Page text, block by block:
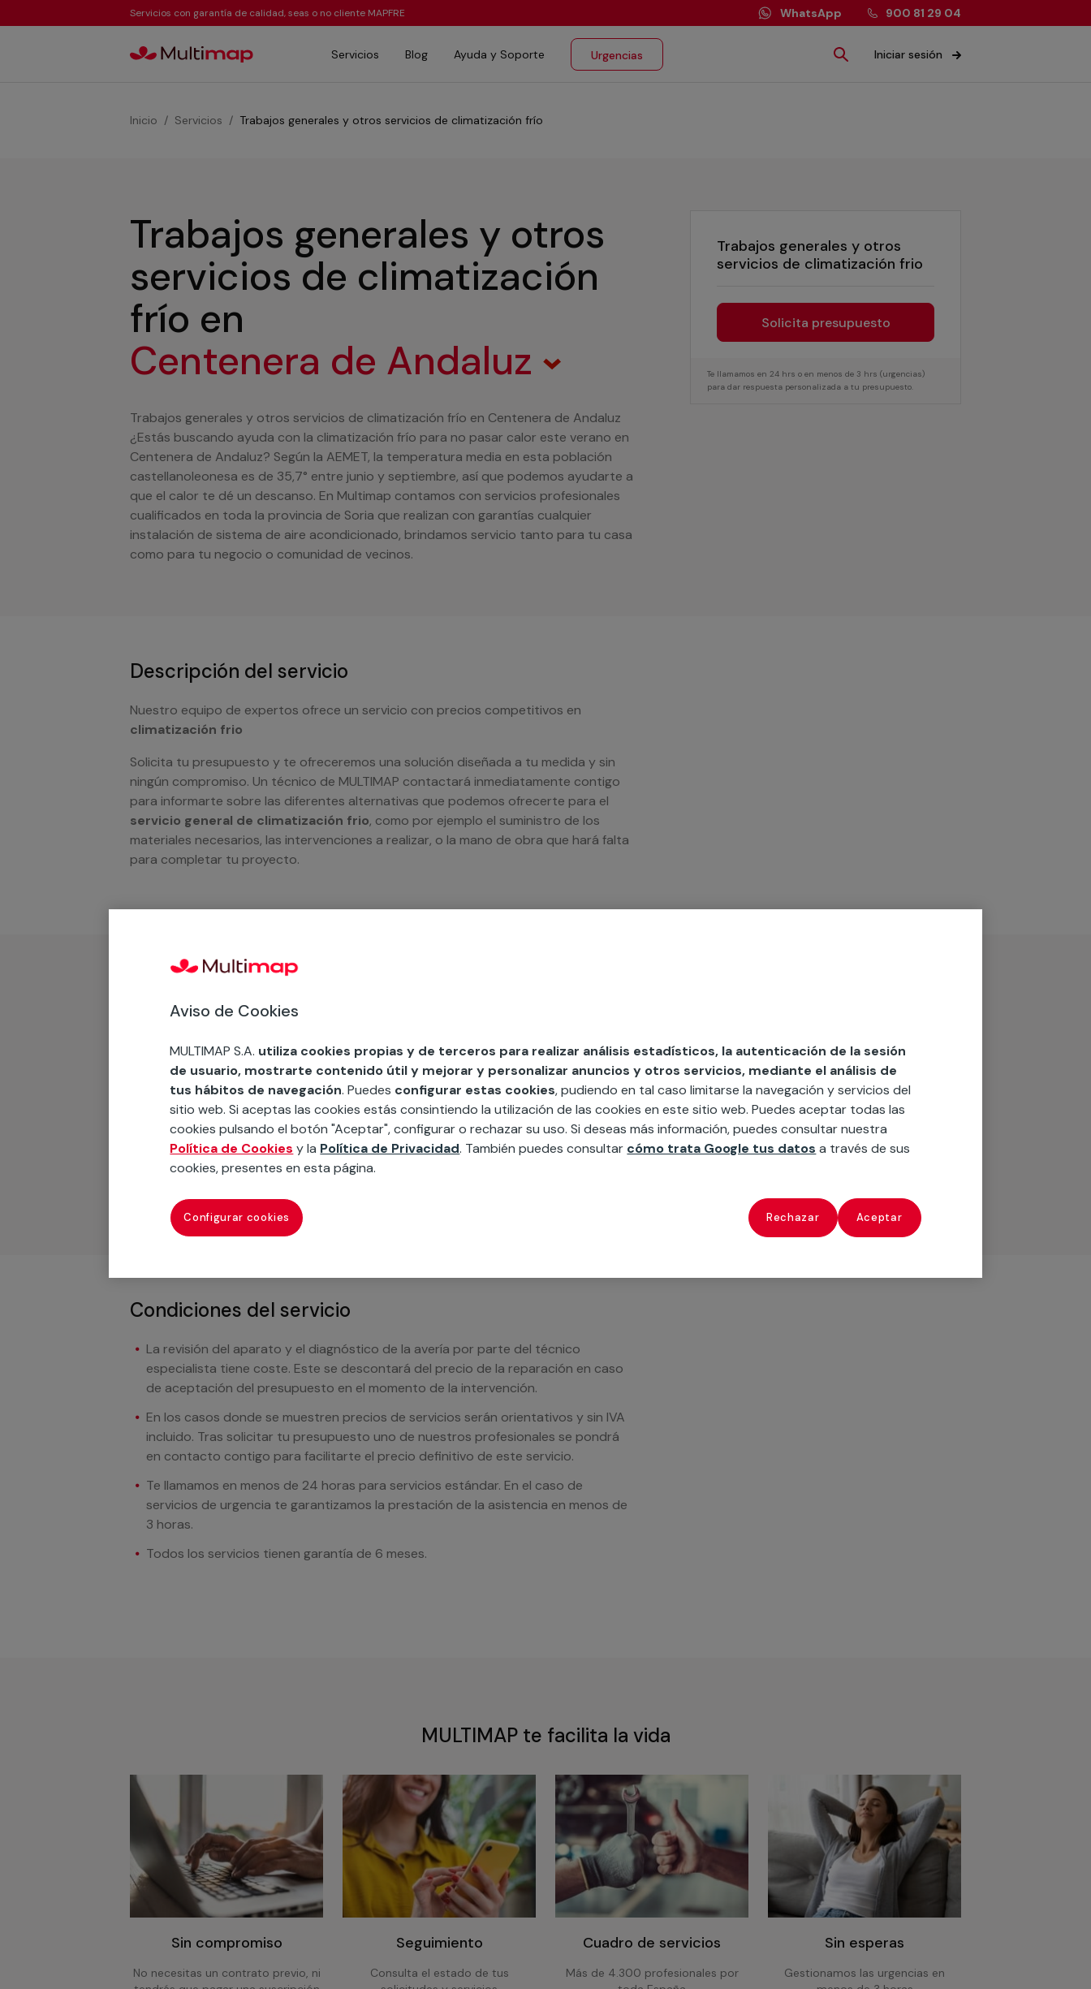
Servicios con garantía de calidad, seas o no cliente MAPFRE WhatsApp 900 81 29 04
Servicios Blog Ayuda y Soporte Urgencias Iniciar sesión
Inicio Servicios Trabajos generales y otros servicios de climatización frío
Trabajos generales y otros
servicios de climatización frio
Solicita presupuesto
Te llamamos en 24 hrs o en menos de 3 hrs (urgencias)
para dar respuesta personalizada a tu presupuesto.
Trabajos generales y otros
servicios de climatización
frío en
Centenera de Andaluz
Trabajos generales y otros servicios de climatización frío en Centenera de Andaluz
¿Estás buscando ayuda con la climatización frío para no pasar calor este verano en
Centenera de Andaluz? Según la AEMET, la temperatura media en esta población
castellanoleonesa es de 35,7° entre junio y septiembre, así que podemos ayudarte a
que el calor te dé un descanso. En Multimap contamos con servicios profesionales
cualificados en toda la provincia de Soria que realizan con garantías cualquier
instalación de sistema de aire acondicionado, brindamos servicio tanto para tu casa
como para tu negocio o comunidad de vecinos.
Descripción del servicio
Nuestro equipo de expertos ofrece un servicio con precios competitivos en
climatización frio
Solicita tu presupuesto y te ofreceremos una solución diseñada a tu medida y sin
ningún compromiso. Un técnico de MULTIMAP contactará inmediatamente contigo
para informarte sobre las diferentes alternativas que podemos ofrecerte para el
servicio general de climatización frio, como por ejemplo el suministro de los
materiales necesarios, las intervenciones a realizar, o la mano de obra que hará falta
para completar tu proyecto.
Recuerda que en MULTIMAP
Podemos ofrecer cualquier servicio a medida incluyendo todo lo que necesites:
materiales, equipamientos, electrodomésticos, etc. Cuéntanos que necesitas
cuando te llamemos.
Condiciones del servicio
La revisión del aparato y el diagnóstico de la avería por parte del técnico
especialista tiene coste. Este se descontará del precio de la reparación en caso
de aceptación del presupuesto en el momento de la intervención.
En los casos donde se muestren precios de servicios serán orientativos y sin IVA
incluido. Tras solicitar tu presupuesto uno de nuestros profesionales se pondrá
en contacto contigo para facilitarte el precio definitivo de este servicio.
Te llamamos en menos de 24 horas para servicios estándar. En el caso de
servicios de urgencia te garantizamos la prestación de la asistencia en menos de
3 horas.
Todos los servicios tienen garantía de 6 meses.
MULTIMAP te facilita la vida
Sin compromiso
No necesitas un contrato previo, ni
Seguimiento
Consulta el estado de tus
Cuadro de servicios
Más de 4.300 profesionales por
Sin esperas
Gestionamos las urgencias en
Aviso de Cookies
MULTIMAP S.A. utiliza cookies propias y de terceros para realizar análisis estadísticos, la autenticación de la sesión
de usuario, mostrarte contenido útil y mejorar y personalizar anuncios y otros servicios, mediante el análisis de
tus hábitos de navegación. Puedes configurar estas cookies, pudiendo en tal caso limitarse la navegación y servicios del
sitio web. Si aceptas las cookies estás consintiendo la utilización de las cookies en este sitio web. Puedes aceptar todas las
cookies pulsando el botón "Aceptar", configurar o rechazar su uso. Si deseas más información, puedes consultar nuestra
Política de Cookies y la Política de Privacidad. También puedes consultar cómo trata Google tus datos a través de sus
cookies, presentes en esta página.
Configurar cookies Rechazar Aceptar